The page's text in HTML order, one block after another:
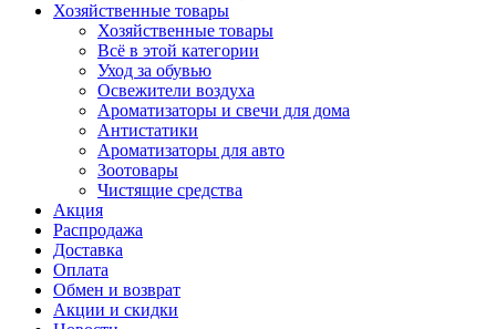
Хозяйственные товары
Хозяйственные товары
Всё в этой категории
Уход за обувью
Освежители воздуха
Ароматизаторы и свечи для дома
Антистатики
Ароматизаторы для авто
Зоотовары
Чистящие средства
Акция
Распродажа
Доставка
Оплата
Обмен и возврат
Акции и скидки